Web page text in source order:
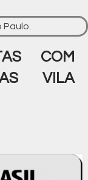
COM
VILA